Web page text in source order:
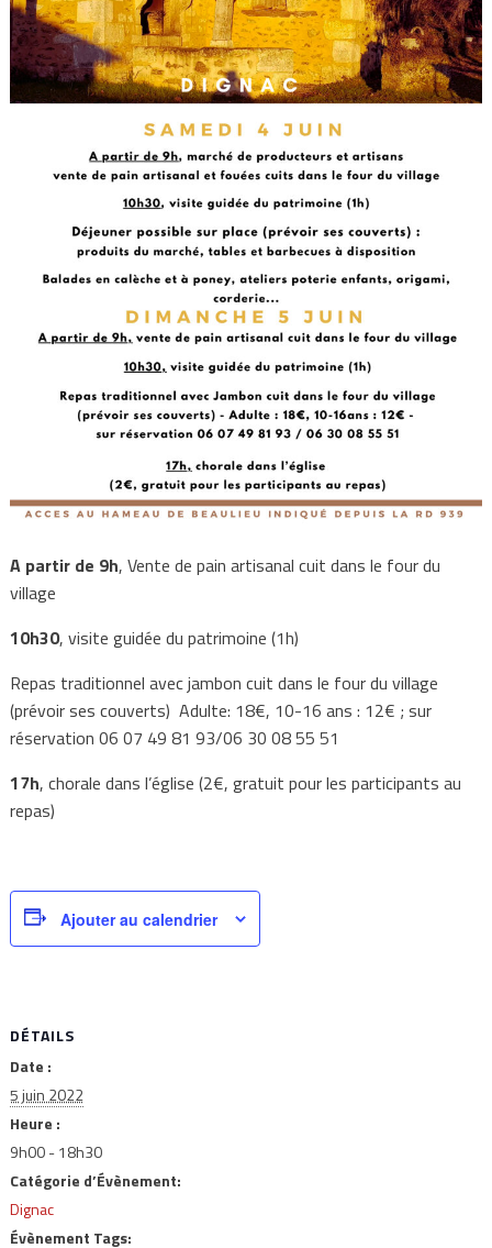
A partir de 9h, Vente de pain artisanal cuit dans le four du
village
10h30, visite guidée du patrimoine (1h)
Repas traditionnel avec jambon cuit dans le four du village
(prévoir ses couverts) Adulte: 18€, 10-16 ans : 12€ ; sur
réservation 06 07 49 81 93/06 30 08 55 51
17h, chorale dans l’église (2€, gratuit pour les participants au
repas)
Ajouter au calendrier
DÉTAILS
Date :
5 juin 2022
Heure :
9h00 - 18h30
Catégorie d’Évènement:
Dignac
Évènement Tags: